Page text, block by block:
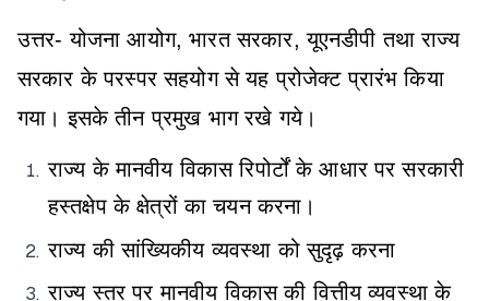
उत्तर- योजना आयोग, भारत सरकार, यूएनडीपी तथा राज्य
सरकार के परस्पर सहयोग से यह प्रोजेक्ट प्रारंभ किया
गया। इसके तीन प्रमुख भाग रखे गये।
राज्य के मानवीय विकास रिपोर्टों के आधार पर सरकारी
हस्तक्षेप के क्षेत्रों का चयन करना।
राज्य की सांख्यिकीय व्यवस्था को सुदृढ़ करना
राज्य स्तर पर मानवीय विकास की वित्तीय व्यवस्था के